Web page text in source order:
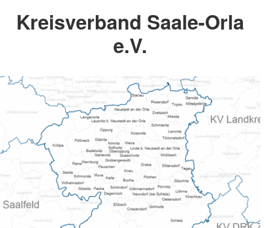
Kreisverband Saale-Orla
e.V.